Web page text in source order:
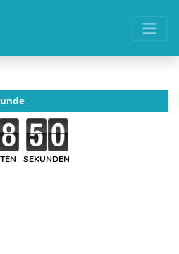
SEKUNDEN